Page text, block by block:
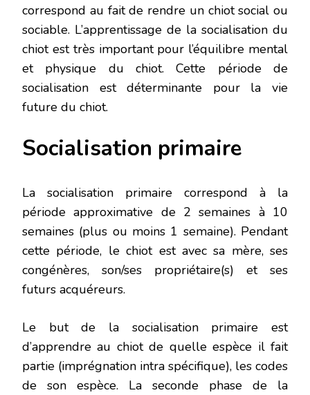
correspond au fait de rendre un chiot social ou
sociable. L’apprentissage de la socialisation du
chiot est très important pour l’équilibre mental
et physique du chiot. Cette période de
socialisation est déterminante pour la vie
future du chiot.
Socialisation primaire
La socialisation primaire correspond à la
période approximative de 2 semaines à 10
semaines (plus ou moins 1 semaine). Pendant
cette période, le chiot est avec sa mère, ses
congénères, son/ses propriétaire(s) et ses
futurs acquéreurs.
Le but de la socialisation primaire est
d’apprendre au chiot de quelle espèce il fait
partie (imprégnation intra spécifique), les codes
de son espèce. La seconde phase de la